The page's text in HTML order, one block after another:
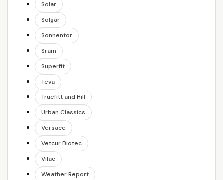
Solar
Solgar
Sonnentor
Sram
Superfit
Teva
Truefitt and Hill
Urban Classics
Versace
Vetcur Biotec
Vilac
Weather Report